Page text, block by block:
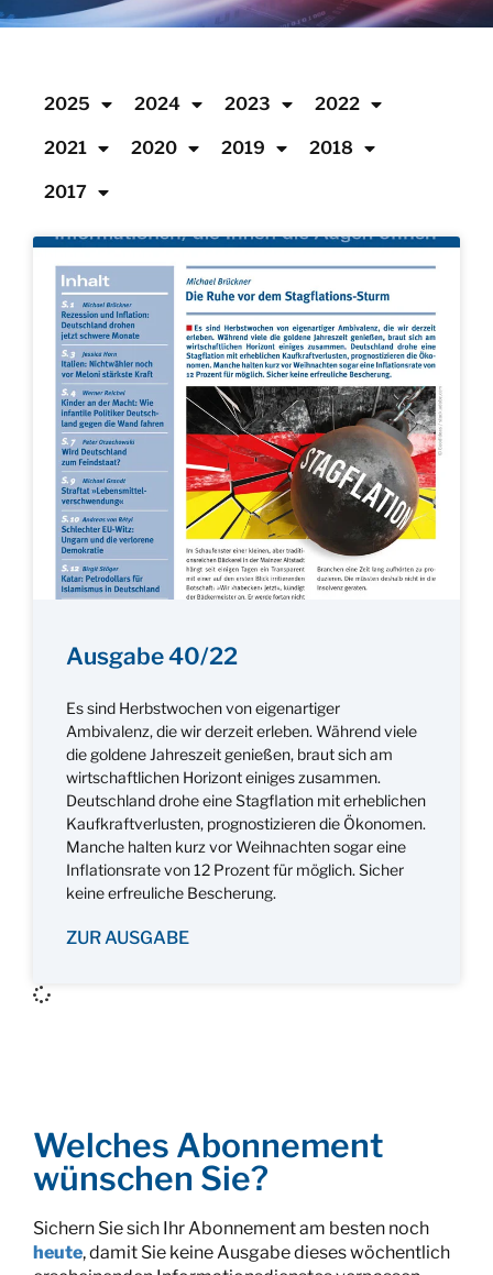
2025 2024 2023 2022
2021 2020 2019 2018
2017
Ausgabe 40/22
Es sind Herbstwochen von eigenartiger
Ambivalenz, die wir derzeit erleben. Während viele
die goldene Jahreszeit genießen, braut sich am
wirtschaftlichen Horizont einiges zusammen.
Deutschland drohe eine Stagflation mit erheblichen
Kaufkraftverlusten, prognostizieren die Ökonomen.
Manche halten kurz vor Weihnachten sogar eine
Inflationsrate von 12 Prozent für möglich. Sicher
keine erfreuliche Bescherung.
ZUR AUSGABE
Welches Abonnement
wünschen Sie?
Sichern Sie sich Ihr Abonnement am besten noch
heute, damit Sie keine Ausgabe dieses wöchentlich